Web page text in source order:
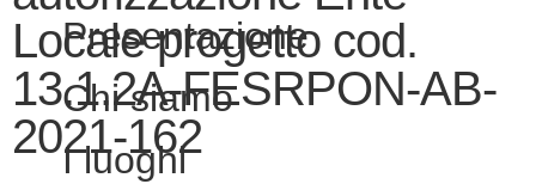
Presentazione
Chi siamo
I luoghi
Locale progetto cod.
13.1.2A-FESRPON-AB-
2021-162